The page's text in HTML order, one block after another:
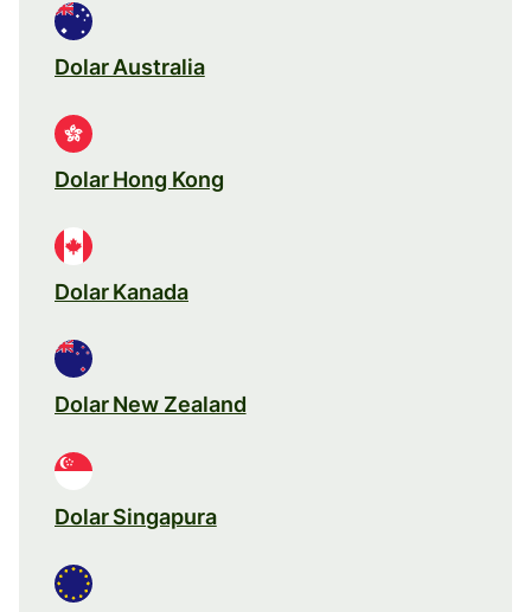
Dolar Australia
Dolar Hong Kong
Dolar Kanada
Dolar New Zealand
Dolar Singapura